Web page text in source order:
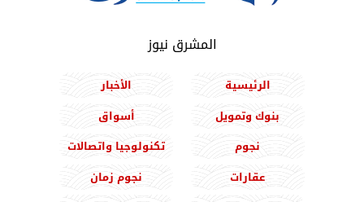
المشرق نيوز
الرئيسية
الأخبار
بنوك وتمويل
أسواق
نجوم
تكنولوجيا واتصالات
عقارات
نجوم زمان